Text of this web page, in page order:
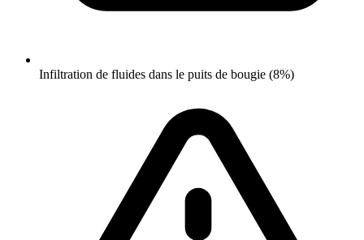
Infiltration de fluides dans le puits de bougie (8%)